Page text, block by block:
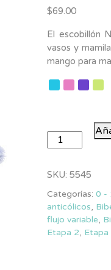
$69.00
El escobillón
vasos y
mango para
Escobillón
con
para
Mamilas
Nuby
cantidad
SKU:5545
Categorías:0 -
anticólicos,
flujo variable,
Etapa 2, Etapa